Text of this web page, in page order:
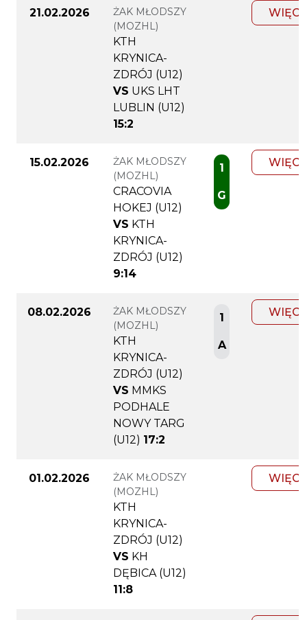
21.02.2026
ŻAK MŁODSZY
(MOZHL)
KTH
KRYNICA-
ZDRÓJ (U12)
VS UKS LHT
LUBLIN (U12)
15:2
15.02.2026
ŻAK MŁODSZY
(MOZHL)
CRACOVIA
HOKEJ (U12)
VS KTH
KRYNICA-
ZDRÓJ (U12)
9:14
1
G
08.02.2026
ŻAK MŁODSZY
(MOZHL)
KTH
KRYNICA-
ZDRÓJ (U12)
VS MMKS
PODHALE
NOWY TARG
(U12) 17:2
1
A
01.02.2026
ŻAK MŁODSZY
(MOZHL)
KTH
KRYNICA-
ZDRÓJ (U12)
VS KH
DĘBICA (U12)
11:8